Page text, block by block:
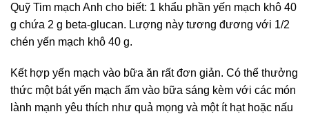
Quỹ Tim mạch Anh cho biết: 1 khẩu phần yến mạch khô 40
g chứa 2 g beta-glucan. Lượng này tương đương với 1/2
chén yến mạch khô 40 g.
Kết hợp yến mạch vào bữa ăn rất đơn giản. Có thể thưởng
thức một bát yến mạch ấm vào bữa sáng kèm với các món
lành mạnh yêu thích như quả mọng và một ít hạt hoặc nấu